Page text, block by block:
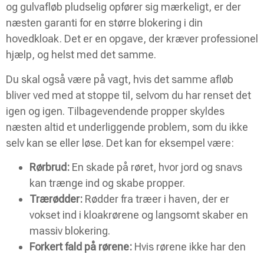
og gulvafløb pludselig opfører sig mærkeligt, er der
næsten garanti for en større blokering i din
hovedkloak. Det er en opgave, der kræver professionel
hjælp, og helst med det samme.
Du skal også være på vagt, hvis det samme afløb
bliver ved med at stoppe til, selvom du har renset det
igen og igen. Tilbagevendende propper skyldes
næsten altid et underliggende problem, som du ikke
selv kan se eller løse. Det kan for eksempel være:
Rørbrud: En skade på røret, hvor jord og snavs
kan trænge ind og skabe propper.
Trærødder: Rødder fra træer i haven, der er
vokset ind i kloakrørene og langsomt skaber en
massiv blokering.
Forkert fald på rørene: Hvis rørene ikke har den